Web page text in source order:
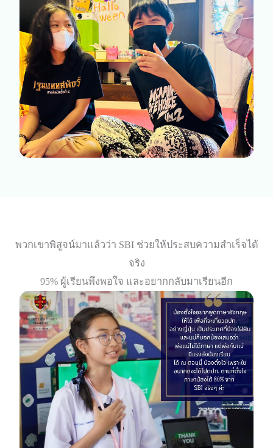
พวกเขาพิสูจน์มาแล้วว่า SBI ช่วยให้ประสบความสำเร็จได้
จริง
95% ผู้เรียนพึงพอใจ และอยากกลับมาเรียนอีก